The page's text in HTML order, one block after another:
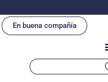
En buena compañía